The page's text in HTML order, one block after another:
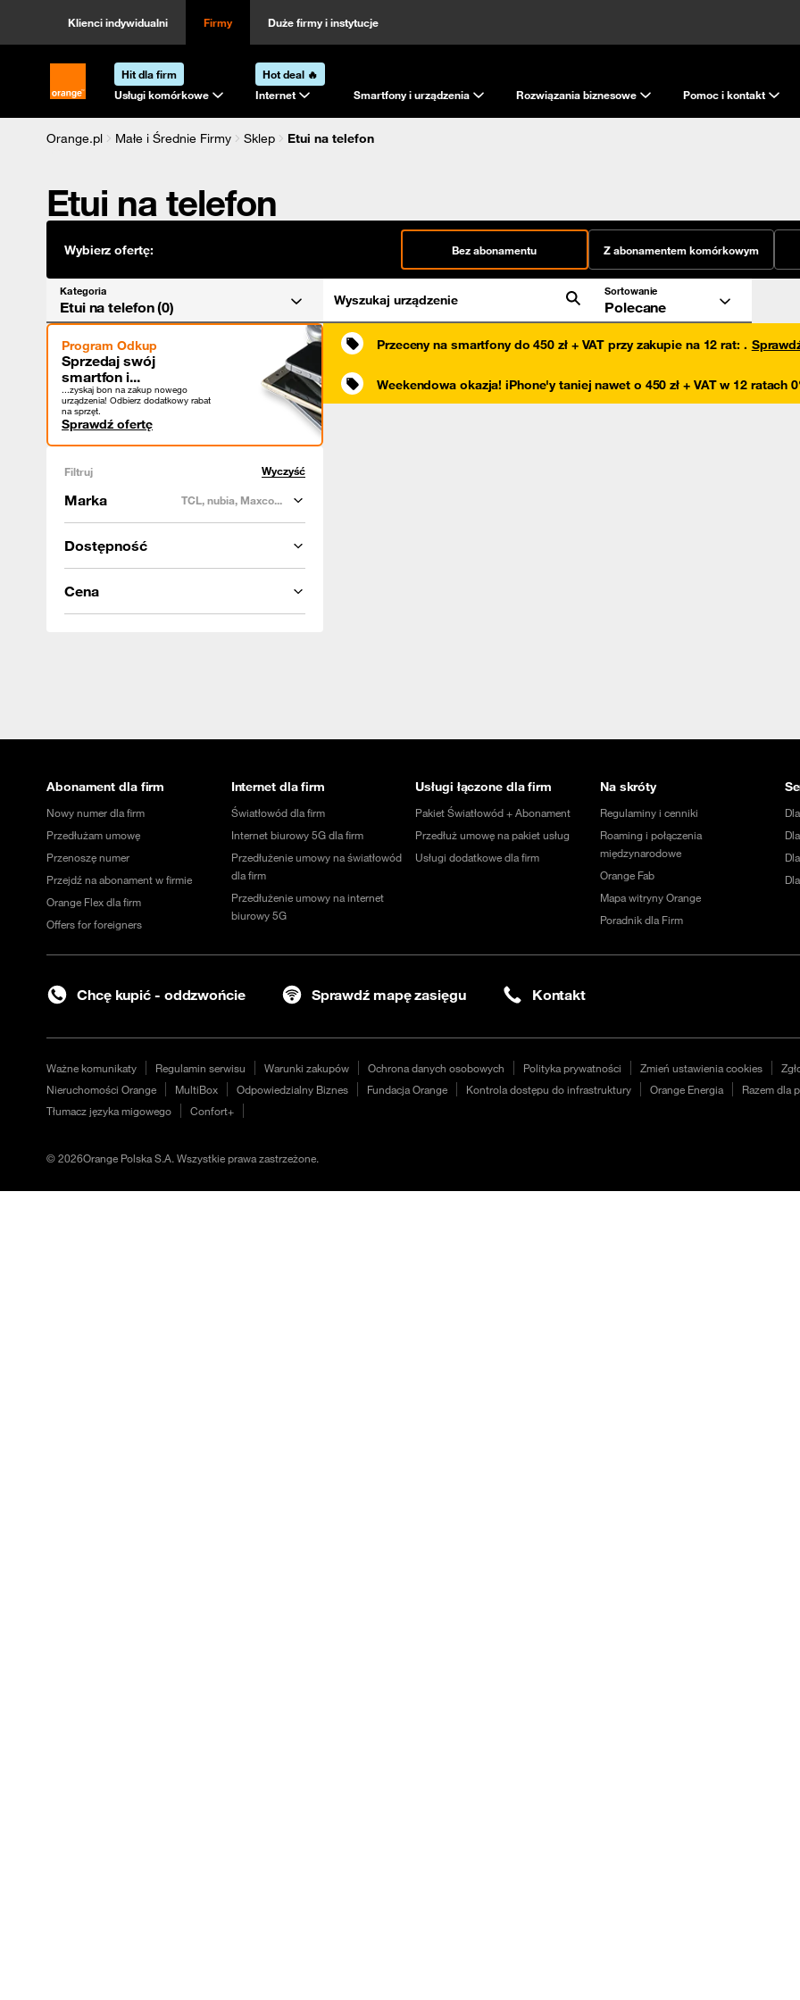
Klienci indywidualni Firmy Duże firmy i instytucje
Strona główna Orange.pl
Hit dla firm
Usługi komórkowe
Hot deal 🔥
Internet
Smartfony i urządzenia Rozwiązania biznesowe Pomoc i kontakt
Orange.pl Małe i Średnie Firmy Sklep
Etui na telefon
Etui na telefon
Wybierz ofertę: Bez abonamentu Z abonamentem komórkowym
Kategoria
Etui na telefon (0) Wyszukaj urządzenie
Sortowanie
Polecane
Program Odkup
Sprzedaj swój
smartfon i...
...zyskaj bon na zakup nowego
urządzenia! Odbierz dodatkowy rabat
na sprzęt.
Sprawdź ofertę
Filtruj Wyczyść
Marka TCL, nubia, Maxco...
Dostępność
Cena
Przeceny na smartfony do 450 zł + VAT przy zakupie na 12 rat: .
Weekendowa okazja! iPhone'y taniej nawet o 450 zł + VAT w 12 ratach
Abonament dla firm
Nowy numer dla firm
Przedłużam umowę
Przenoszę numer
Przejdź na abonament w firmie
Orange Flex dla firm
Offers for foreigners
Internet dla firm
Światłowód dla firm
Internet biurowy 5G dla firm
Przedłużenie umowy na światłowód
dla firm
Przedłużenie umowy na internet
biurowy 5G
Usługi łączone dla firm
Pakiet Światłowód + Abonament
Przedłuż umowę na pakiet usług
Usługi dodatkowe dla firm
Na skróty
Regulaminy i cenniki
Roaming i połączenia
międzynarodowe
Orange Fab
Mapa witryny Orange
Poradnik dla Firm
Chcę kupić - oddzwońcie Sprawdź mapę zasięgu Kontakt
Ważne komunikaty Regulamin serwisu Warunki zakupów Ochrona danych osobowych Polityka prywatności Zmień ustawienia cookies
Nieruchomości Orange
MultiBox Odpowiedzialny Biznes Fundacja Orange Kontrola dostępu do infrastruktury Orange Energia Razem dla
Tłumacz języka migowego
Confort+
©2026Orange Polska S.A. Wszystkie prawa zastrzeżone.